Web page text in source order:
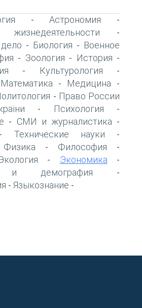
-Астрономия -
жизнедеятельности -
- Биология - Военное
- Зоология - История -
- Культурология -
Математика - Медицина -
- Право России
- Психология -
- СМИ и журналистика -
Технические науки -
Физика - Философия -
- Экономика -
и демография -
- Языкознание -